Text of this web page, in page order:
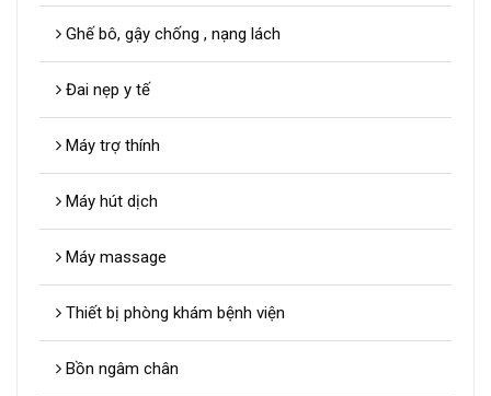
Ghế bô, gậy chống , nạng lách
Đai nẹp y tế
Máy trợ thính
Máy hút dịch
Máy massage
Thiết bị phòng khám bệnh viện
Bồn ngâm chân